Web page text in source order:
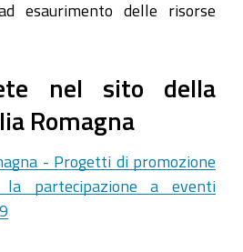
esaurimento delle risorse
nel sito della
Romagna
- Progetti di promozione
partecipazione a eventi